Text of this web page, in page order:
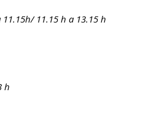
11.15 h a 13.15 h
h